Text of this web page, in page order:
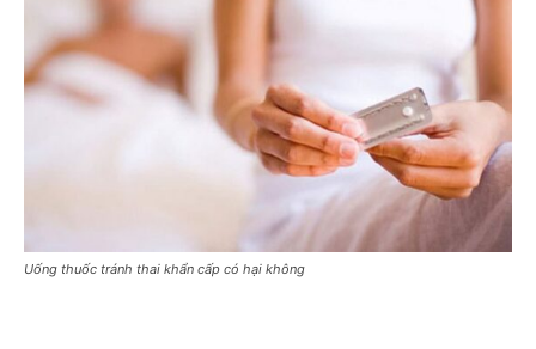
Uống thuốc tránh thai khẩn cấp có hại không